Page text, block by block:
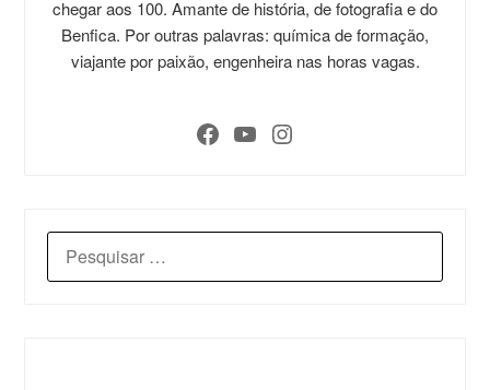
chegar aos 100. Amante de história, de fotografia e do
Benfica. Por outras palavras: química de formação,
viajante por paixão, engenheira nas horas vagas.